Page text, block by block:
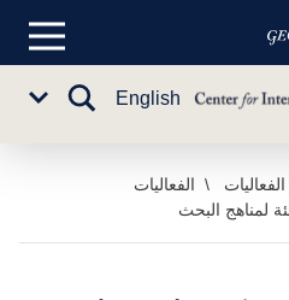
القائمة
English
تبديل
الفعاليات
لمناهج البحث